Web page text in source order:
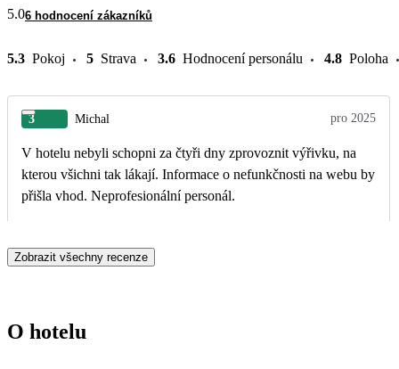
5.06 hodnocení zákazníků
5.3 Pokoj 5 Strava 3.6 Hodnocení personálu 4.8 Poloha
3 Michal pro 2025
V hotelu nebyli schopni za čtyři dny zprovoznit výřivku, na
kterou všichni tak lákají. Informace o nefunkčnosti na webu by
přišla vhod. Neprofesionální personál.
Zobrazit všechny recenze
O hotelu